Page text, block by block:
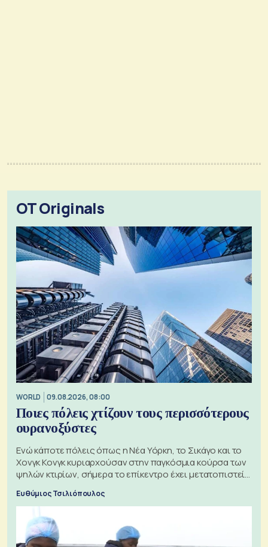
OT Originals
WORLD 09.08.2026, 08:00
Ποιες πόλεις χτίζουν τους περισσότερους
ουρανοξύστες
Ενώ κάποτε πόλεις όπως η Νέα Υόρκη, το Σικάγο και το
Χονγκ Κονγκ κυριαρχούσαν στην παγκόσμια κούρσα των
ψηλών κτιρίων, σήμερα το επίκεντρο έχει μετατοπιστεί
Ευθύμιος Τσιλιόπουλος